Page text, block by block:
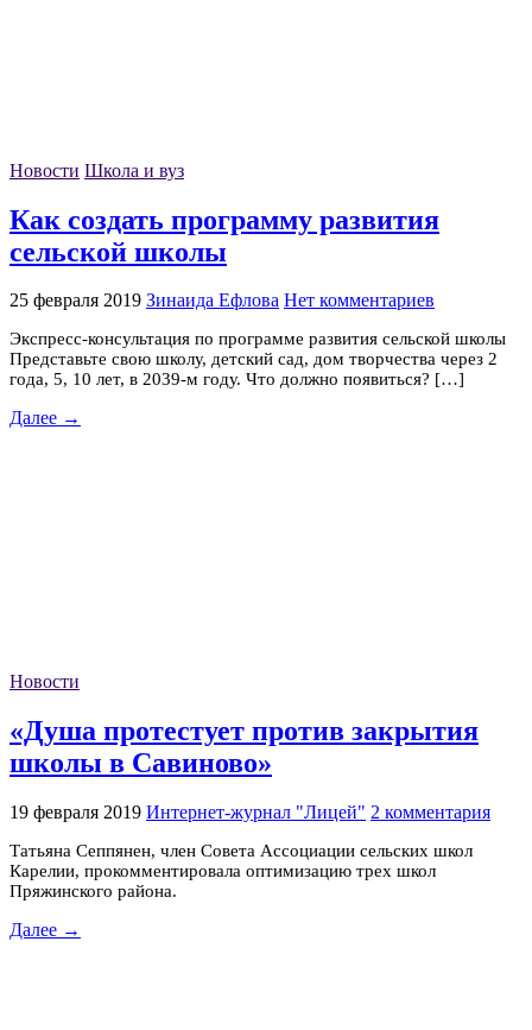
Новости Школа и вуз
Как создать программу развития
сельской школы
25 февраля 2019 Зинаида Ефлова Нет комментариев
Экспресс-консультация по программе развития сельской школы
Представьте свою школу, детский сад, дом творчества через 2
года, 5, 10 лет, в 2039-м году. Что должно появиться? […]
Далее →
Новости
«Душа протестует против закрытия
школы в Савиново»
19 февраля 2019 Интернет-журнал "Лицей" 2 комментария
Татьяна Сеппянен, член Совета Ассоциации сельских школ
Карелии, прокомментировала оптимизацию трех школ
Пряжинского района.
Далее →